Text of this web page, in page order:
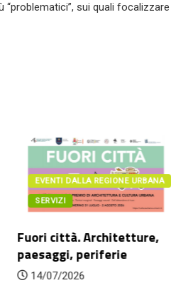
“problematici”, sui quali focalizzare
EVENTI DALLA REGIONE URBANA
SERVIZI
Fuori città. Architetture,
paesaggi, periferie
14/07/2026